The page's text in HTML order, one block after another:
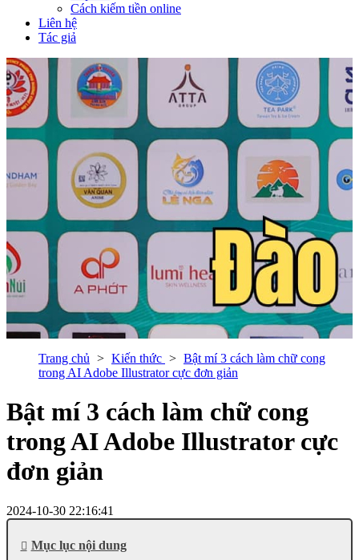
Cách kiếm tiền online
Liên hệ
Tác giả
Trang chủ Kiến thức
Bật mí 3 cách làm chữ cong
trong AI Adobe Illustrator cực đơn giản
Bật mí 3 cách làm chữ cong
trong AI Adobe Illustrator cực
đơn giản
2024-10-30 22:16:41
Mục lục nội dung